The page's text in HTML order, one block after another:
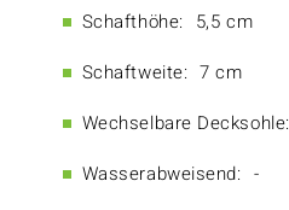
Schafthöhe: 5,5 cm
Schaftweite: 7 cm
Wechselbare Decksohle:
Wasserabweisend: -